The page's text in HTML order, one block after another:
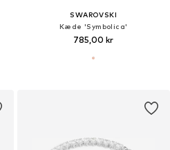
SWAROVSKI
Kæde 'Symbolica'
785,00 kr